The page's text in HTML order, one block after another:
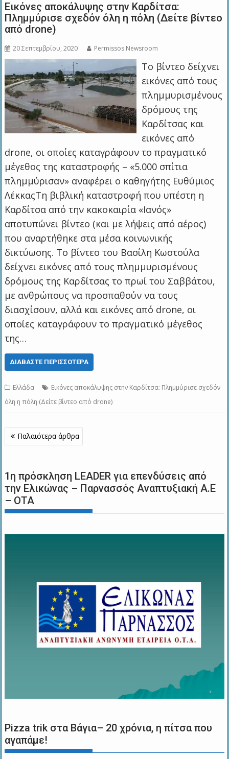
Εικόνες αποκάλυψης στην Καρδίτσα:
Πλημμύρισε σχεδόν όλη η πόλη (Δείτε βίντεο
από drone)
20 Σεπτεμβρίου, 2020 Permissos Newsroom
Το βίντεο δείχνει
εικόνες από τους
πλημμυρισμένους
δρόμους της
Καρδίτσας και
εικόνες από
drone, οι οποίες καταγράφουν το πραγματικό
μέγεθος της καταστροφής – «5.000 σπίτια
πλημμύρισαν» αναφέρει ο καθηγήτης Ευθύμιος
ΛέκκαςΤη βιβλική καταστροφή που υπέστη η
Καρδίτσα από την κακοκαιρία «Ιανός»
αποτυπώνει βίντεο (και με λήψεις από αέρος)
που αναρτήθηκε στα μέσα κοινωνικής
δικτύωσης. Το βίντεο του Βασίλη Κωστούλα
δείχνει εικόνες από τους πλημμυρισμένους
δρόμους της Καρδίτσας το πρωί του Σαββάτου,
με ανθρώπους να προσπαθούν να τους
διασχίσουν, αλλά και εικόνες από drone, οι
οποίες καταγράφουν το πραγματικό μέγεθος
της…
ΔΙΑΒΆΣΤΕ ΠΕΡΙΣΣΌΤΕΡΑ
Ελλάδα
Εικόνες αποκάλυψης στην Καρδίτσα: Πλημμύρισε σχεδόν
όλη η πόλη (Δείτε βίντεο από drone)
Πλοήγηση
άρθρων
Παλαιότερα άρθρα
1η πρόσκληση LEADER για επενδύσεις από
την Ελικώνας – Παρνασσός Αναπτυξιακή Α.Ε
– ΟΤΑ
Pizza trik στα Βάγια– 20 χρόνια, η πίτσα που
αγαπάμε!